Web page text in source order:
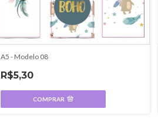
A5 - Modelo 08
R$5,30
COMPRAR